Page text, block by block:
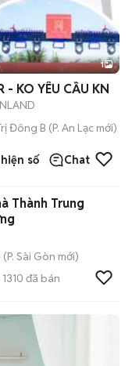
1
- KO YÊU CẦU KN
Đông B (P. An Lạc mới)
số Chat
Thành Trung
(P. Sài Gòn mới)
1310 đã bán